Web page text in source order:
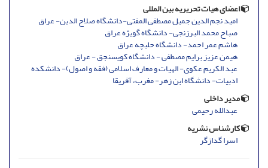
اعضای هیات تحریریه بین المللی
امید نجم الدین جمیل مصطفی المفتی-دانشگاه صلاح الدین- عراق
صباح محمد البرزنجی- دانشگاه گویژه عراق
هاشم عمر احمد- دانشگاه حلبچه عراق
هیمن عزیز برایم مصطفى - دانشگاه کویسنجق - عراق
عبد الکریم عکوی- الهیات و معارف اسلامی (فقه و اصول)- دانشکده
ادبیات- دانشگاه ابن زهر- مغرب، آفریقا
مدیر داخلی
عبدالله رحیمی
کارشناس نشریه
اسرا گدازگر